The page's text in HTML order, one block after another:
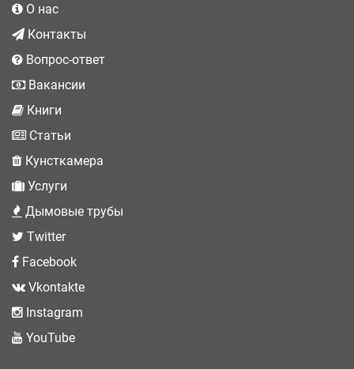
О нас
Контакты
Вопрос-ответ
Вакансии
Книги
Статьи
Кунсткамера
Услуги
Дымовые трубы
Twitter
Facebook
Vkontakte
Instagram
YouTube